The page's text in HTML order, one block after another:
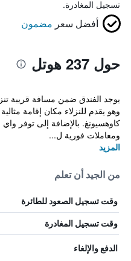
تسجيل المغادرة.
أفضل سعر مضمون
حول 237 هوتل
وهو يقدم للنزلاء مكان إقامة
كاوهسيونغ. بالإضافة إلى توفر
ومعاملات فورية ل...
المزيد
من الجيد أن تعلم
وقت تسجيل الصعود للطائرة
وقت تسجيل المغادرة
الدفع والإلغاء